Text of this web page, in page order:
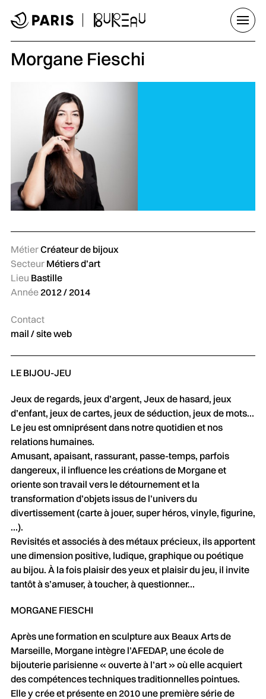
Morgane Fieschi
MétierCréateur de bijoux
Secteur Métiers d’art
Lieu Bastille
Année 2012 / 2014
Contact
mail /site web
LE BIJOU-JEU
Jeux de regards, jeux d’argent, Jeux de hasard, jeux
d’enfant, jeux de cartes, jeux de séduction, jeux de mots…
Le jeu est omniprésent dans notre quotidien et nos
relations humaines.
Amusant, apaisant, rassurant, passe-temps, parfois
dangereux, il influence les créations de Morgane et
oriente son travail vers le détournement et la
transformation d’objets issus de l’univers du
divertissement (carte à jouer, super héros, vinyle, figurine,
…).
Revisités et associés à des métaux précieux, ils apportent
une dimension positive, ludique, graphique ou poétique
au bijou. À la fois plaisir des yeux et plaisir du jeu, il invite
tantôt à s’amuser, à toucher, à questionner…
MORGANE FIESCHI
Après une formation en sculpture aux Beaux Arts de
Marseille, Morgane intègre l’AFEDAP, une école de
bijouterie parisienne « ouverte à l’art » où elle acquiert
des compétences techniques traditionnelles pointues.
Elle y crée et présente en 2010 une première série de